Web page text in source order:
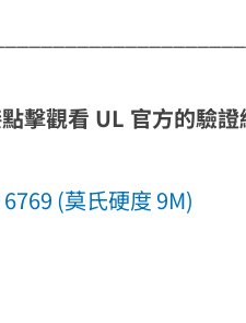
擊觀看 UL 官方的驗證
(莫氏硬度 9M)